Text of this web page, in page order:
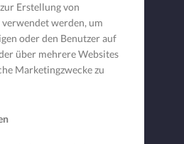
Erstellung von
werden, um
oder den Benutzer auf
über mehrere Websites
Marketingzwecke zu